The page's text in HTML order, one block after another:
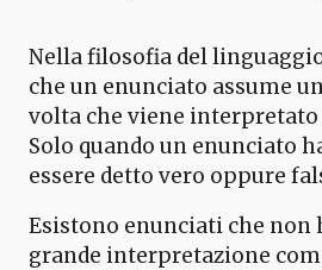
Nella filosofia del
che un enunciato assume
volta che viene
Solo quando un enunciato
essere detto vero oppure
Esistono enunciati che non
grande interpretazione